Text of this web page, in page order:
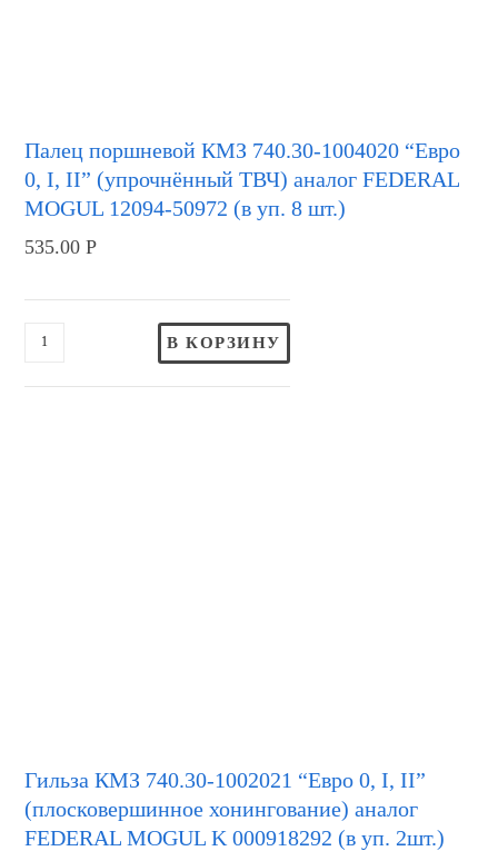
Палец поршневой КМЗ 740.30-1004020 “Евро
0, I, II” (упрочнённый ТВЧ) аналог FEDERAL
MOGUL 12094-50972 (в уп. 8 шт.)
535.00Р
В КОРЗИНУ
Гильза КМЗ 740.30-1002021 “Евро 0, I, II”
(плосковершинное хонингование) аналог
FEDERAL MOGUL K 000918292 (в уп. 2шт.)